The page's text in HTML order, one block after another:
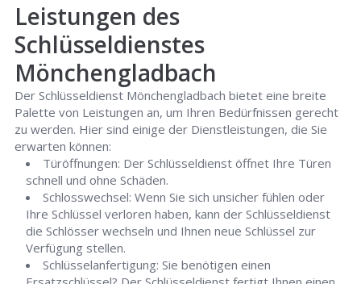
Leistungen des
Schlüsseldienstes
Mönchengladbach
Der Schlüsseldienst Mönchengladbach bietet eine breite
Palette von Leistungen an, um Ihren Bedürfnissen gerecht
zu werden. Hier sind einige der Dienstleistungen, die Sie
erwarten können:
Türöffnungen: Der Schlüsseldienst öffnet Ihre Türen
schnell und ohne Schäden.
Schlosswechsel: Wenn Sie sich unsicher fühlen oder
Ihre Schlüssel verloren haben, kann der Schlüsseldienst
die Schlösser wechseln und Ihnen neue Schlüssel zur
Verfügung stellen.
Schlüsselanfertigung: Sie benötigen einen